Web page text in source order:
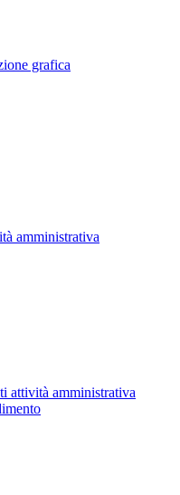
grafica
amministrativa
attività amministrativa